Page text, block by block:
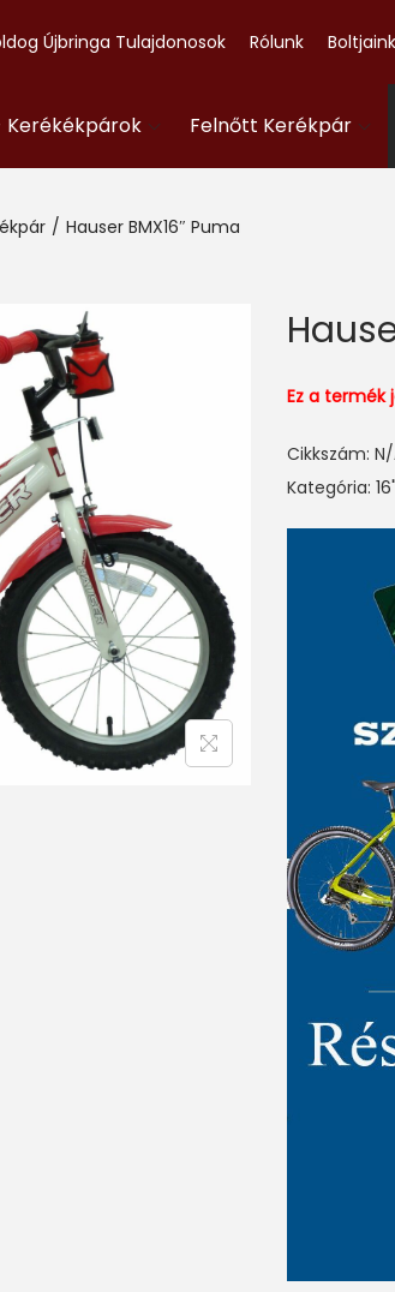
Újbringa Tulajdonosok Rólunk Boltjaink
Kerékékpárok Felnőtt Kerékpár
/ Hauser BMX16″ Puma
Ez a termék
Cikkszám:
Kategória: